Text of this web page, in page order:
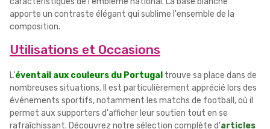
apporte un contraste élégant qui sublime l'ensemble de la
composition.
Utilisations et Occasions
L'éventail aux couleurs du Portugal trouve sa place dans de
nombreuses situations. Il est particulièrement apprécié lors des
événements sportifs, notamment les matchs de football, où il
permet aux supporters d'afficher leur soutien tout en se
rafraîchissant. Découvrez notre sélection complète d'articles